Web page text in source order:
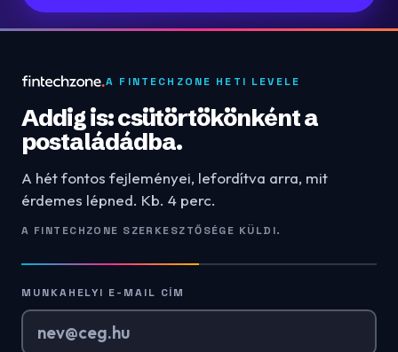
A FINTECHZONE HETI LEVELE
Addig is: csütörtökönként a
postaládádba.
A hét fontos fejleményei, lefordítva arra, mit
érdemes lépned. Kb. 4 perc.
A FINTECHZONE SZERKESZTŐSÉGE KÜLDI.
MUNKAHELYI E-MAIL CÍM